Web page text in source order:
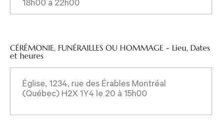
CÉRÉMONIE, FUNÉRAILLES OU HOMMAGE - Lieu, Dates
et heures